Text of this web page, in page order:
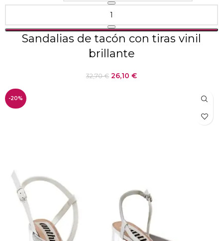
Sandalias de tacón con tiras vinil
brillante
32,70€ 26,10 €
-20%